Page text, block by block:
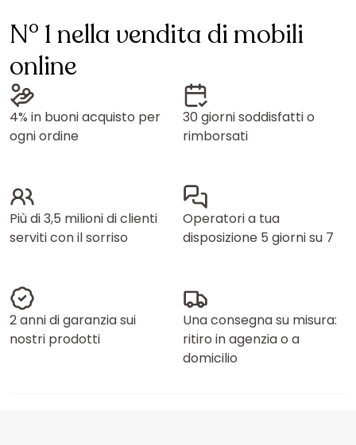
N° 1 nella vendita di mobili
online
4% in buoni acquisto per
ogni ordine
30 giorni soddisfatti o
rimborsati
Più di 3,5 milioni di clienti
serviti con il sorriso
Operatori a tua
disposizione 5 giorni su 7
2 anni di garanzia sui
nostri prodotti
Una consegna su misura:
ritiro in agenzia o a
domicilio